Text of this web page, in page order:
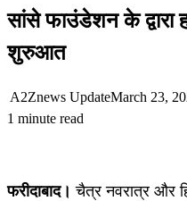
सांसे फाउंडेशन के द्वारा
शुरुआत
A2Znews UpdateMarch 23,
1 minute read
फरीदाबाद। चैत्र नवरात्र और